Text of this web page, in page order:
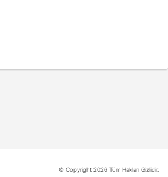
© Copyright 2026 Tüm Hakları Gizlidir.